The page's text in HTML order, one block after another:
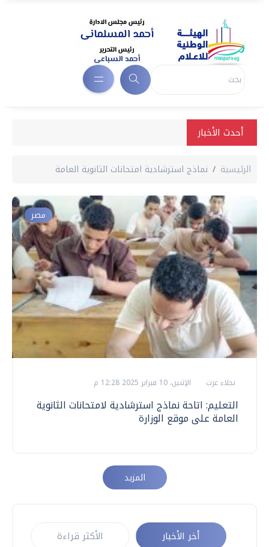
أحدث الأخبار
الرئيسية نماذج استرشادية امتحانات الثانوية العامة
مصر
نجلاء عزت الإثنين، 10 فبراير 2025 12:28 م
التعليم: اتاحة نماذج استرشادية لامتحانات الثانوية
العامة على موقع الوزارة
المزيد
أخر الأخبار الأكثر قراءة